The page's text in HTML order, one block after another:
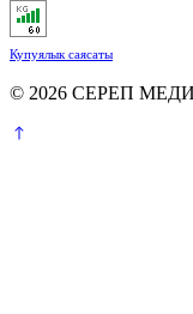
Купуялык саясаты
© 2026 СЕРЕП